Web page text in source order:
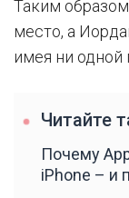
Таким
место, а
имея ни одной
Читайте
Почему
iPhone – и